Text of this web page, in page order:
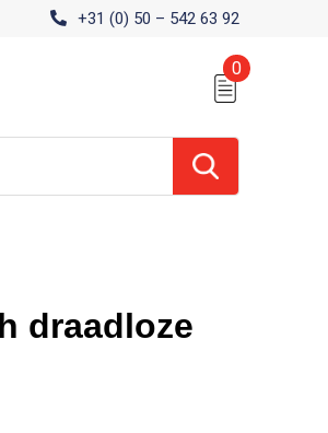
+31 (0) 50 – 542 63 92
0
draadloze